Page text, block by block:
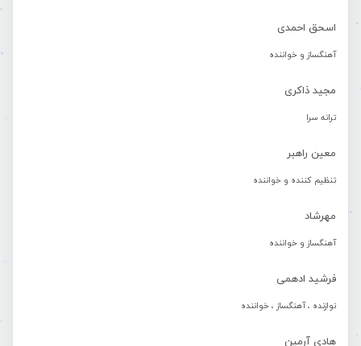
اسحق احمدی
آهنگساز و خواننده
مجید ذاکری
ترانه سرا
معین راهبر
تنظیم کننده و خواننده
مهرشاد
آهنگساز و خواننده
فرشید ادهمی
نوازنده ، آهنگساز ، خواننده
هادی آرمین